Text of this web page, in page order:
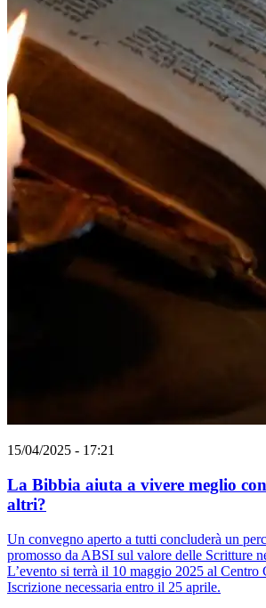
15/04/2025 - 17:21
La Bibbia aiuta a vivere meglio con
altri?
Un convegno aperto a tutti concluderà un
promosso da ABSI sul valore delle Scritture
L’evento si terrà il 10 maggio 2025 al Centro
Iscrizione necessaria entro il 25 aprile.